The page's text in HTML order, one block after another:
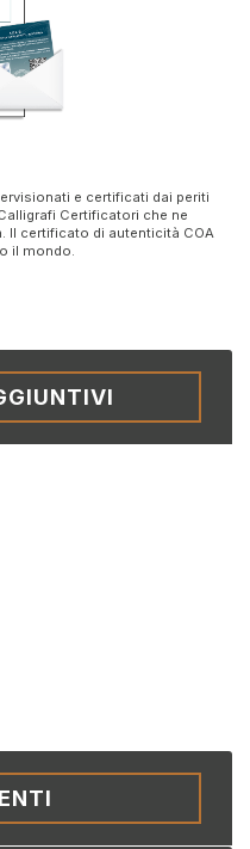
e certificati dai periti
Certificatori che ne
Il certificato di autenticità COA
il mondo.